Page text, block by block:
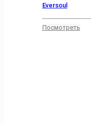
Eversoul
Посмотреть